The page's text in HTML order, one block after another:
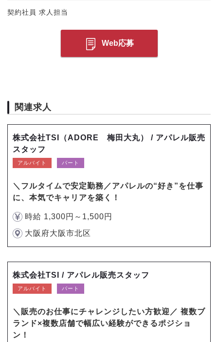
契約社員 求人担当
Web応募
関連求人
株式会社TSI（ADORE 梅田大丸） / アパレル販売
スタッフ
アルバイト パート
＼フルタイムで安定勤務／アパレルの“好き”を仕事
に、本気でキャリアを築く！
時給 1,300円～1,500円
大阪府大阪市北区
株式会社TSI / アパレル販売スタッフ
アルバイト パート
＼販売のお仕事にチャレンジしたい方歓迎／ 複数ブ
ランド×複数店舗で幅広い経験ができるポジショ
ン！